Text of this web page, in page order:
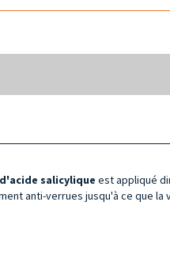
salicylique est appliqué
anti-verrues jusqu'à ce que